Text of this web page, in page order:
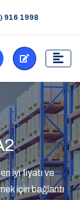
916 1998
iyi fiyatı ve
için bağlantı